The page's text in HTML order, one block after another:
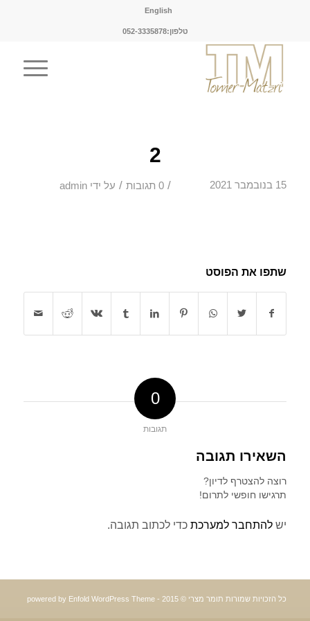
English
טלפון:052-3335878
2
15 בנובמבר 2021 / 0 תגובות / על ידיadmin
שתפו את הפוסט
0
תגובות
השאירו תגובה
רוצה להצטרף לדיון?
תרגישו חופשי לתרום!
יש להתחבר למערכתכדי לכתוב תגובה.
כל הזכויות שמורות תומר מצרי © 2015 - powered by Enfold WordPress Theme